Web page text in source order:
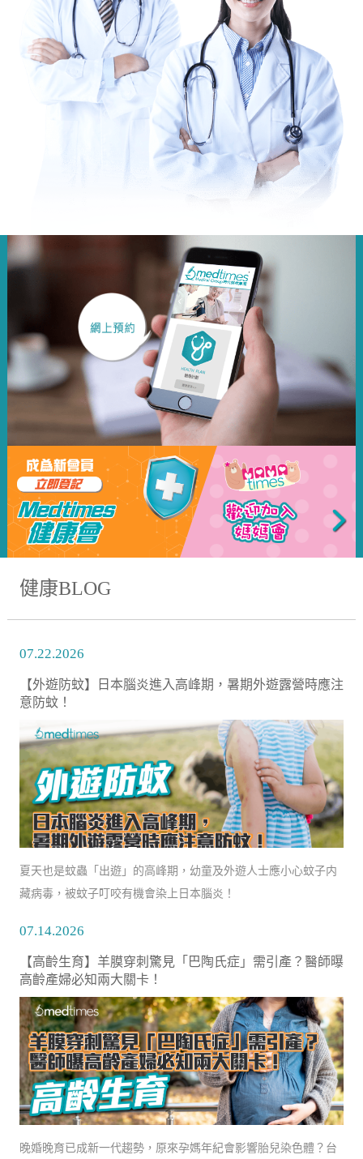
健康BLOG
07.22.2026
【外遊防蚊】日本腦炎進入高峰期，暑期外遊露營時應注
意防蚊！
夏天也是蚊蟲「出遊」的高峰期，幼童及外遊人士應小心蚊子内
藏病毒，被蚊子叮咬有機會染上日本腦炎！
07.14.2026
【高齡生育】羊膜穿刺驚見「巴陶氏症」需引產？醫師曝
高齡產婦必知兩大關卡！
晚婚晚育已成新一代趨勢，原來孕媽年紀會影響胎兒染色體？台